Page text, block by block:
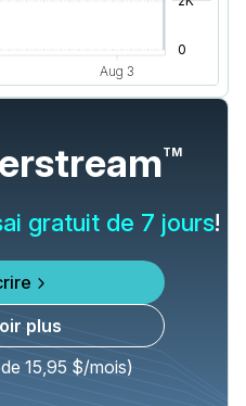
TM
gratuit de 7 jours!
plus
15,95 $/mois)